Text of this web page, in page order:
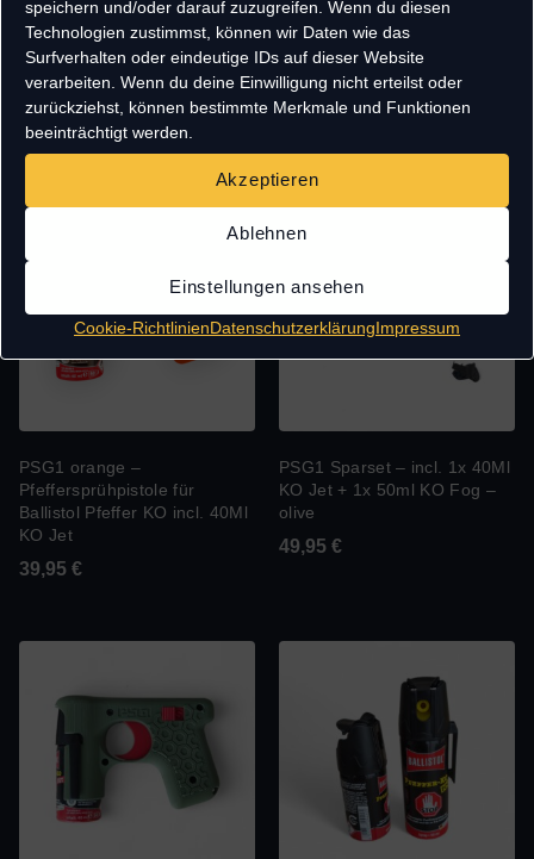
speichern und/oder darauf zuzugreifen. Wenn du diesen
Technologien zustimmst, können wir Daten wie das
Surfverhalten oder eindeutige IDs auf dieser Website
verarbeiten. Wenn du deine Einwilligung nicht erteilst oder
zurückziehst, können bestimmte Merkmale und Funktionen
beeinträchtigt werden.
Akzeptieren
Ablehnen
Einstellungen ansehen
Cookie-RichtlinienDatenschutzerklärungImpressum
Stroboskoplicht für Ballistol
Pfeffer KO incl. 40Ml KO Jet
& 50ml Fog – Farbe:
OliveGrün
79,95 € 59,95
oder 50ml
8,99€ –9,99€
PSG1 orange –
Pfeffersprühpistole für
Ballistol Pfeffer KO incl. 40Ml
KO Jet
39,95 €
PSG1 Sparset – incl. 1x 40Ml
KO Jet + 1x 50ml KO Fog –
olive
49,95 €